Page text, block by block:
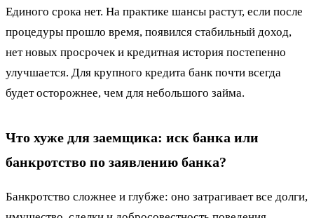
Единого срока нет. На практике шансы растут, если после
процедуры прошло время, появился стабильный доход,
нет новых просрочек и кредитная история постепенно
улучшается. Для крупного кредита банк почти всегда
будет осторожнее, чем для небольшого займа.
Что хуже для заемщика: иск банка или
банкротство по заявлению банка?
Банкротство сложнее и глубже: оно затрагивает все долги,